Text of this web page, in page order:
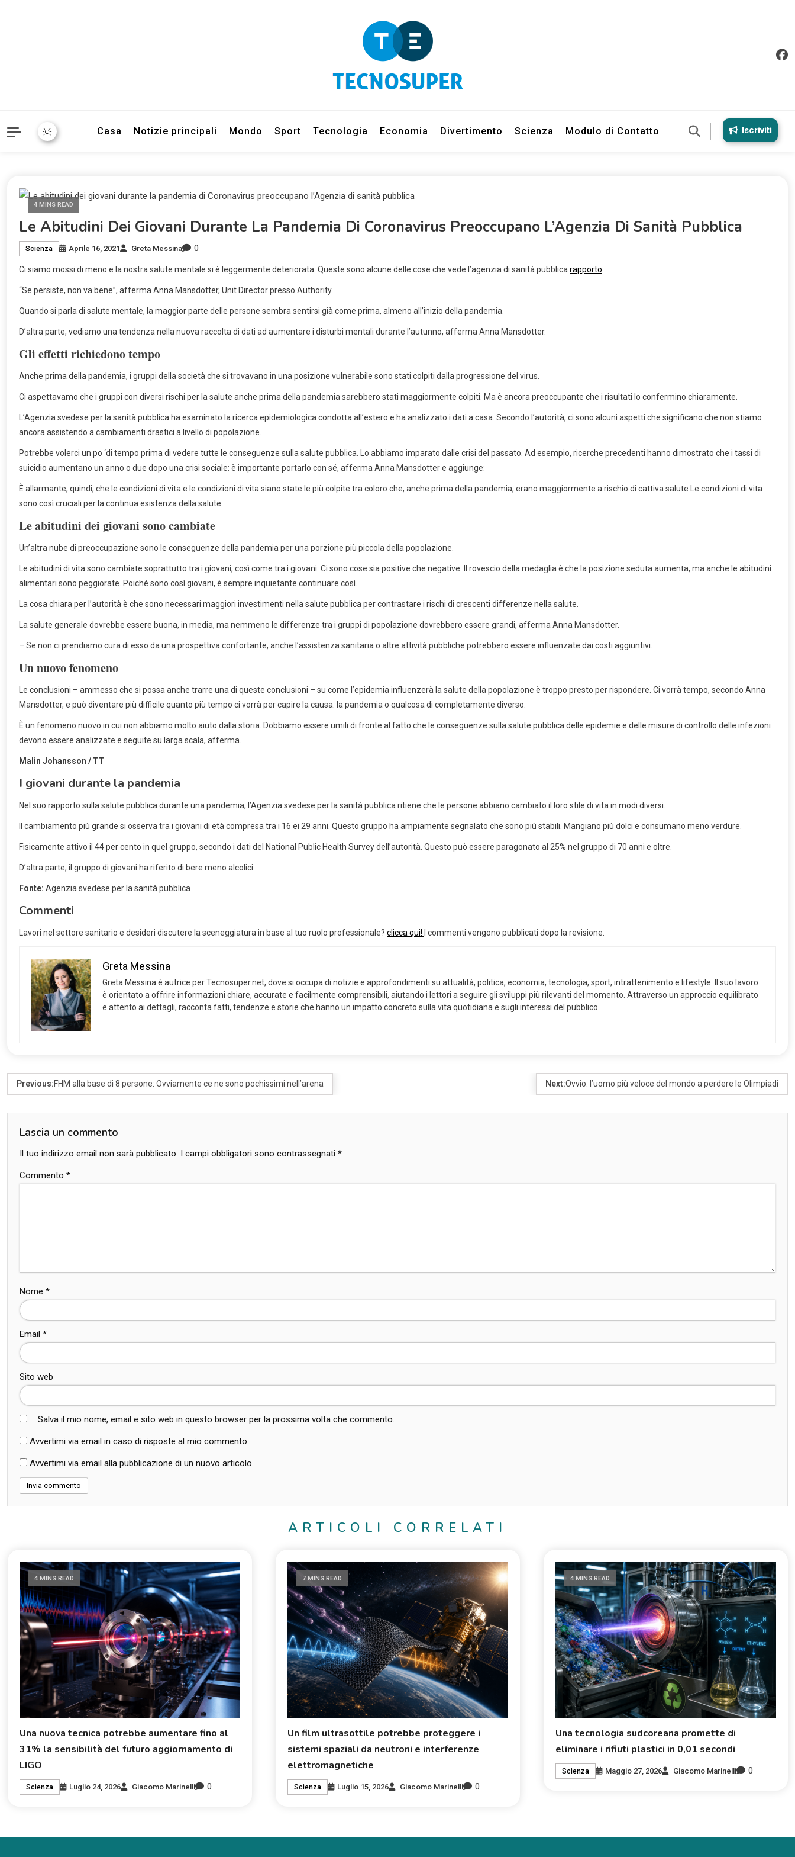
Casa Notizie principali Mondo Sport Tecnologia Economia Divertimento Scienza Modulo di Contatto Iscriviti
4 MINS READ
Le Abitudini Dei Giovani Durante La Pandemia Di Coronavirus Preoccupano L’Agenzia Di Sanità Pubblica
Scienza Aprile 16, 2021 Greta Messina 0
Ci siamo mossi di meno e la nostra salute mentale si è leggermente deteriorata. Queste sono alcune delle cose che vede l’agenzia di sanità pubblicarapporto
“Se persiste, non va bene”, afferma Anna Mansdotter, Unit Director presso Authority.
Quando si parla di salute mentale, la maggior parte delle persone sembra sentirsi già come prima, almeno all’inizio della pandemia.
D’altra parte, vediamo una tendenza nella nuova raccolta di dati ad aumentare i disturbi mentali durante l’autunno, afferma Anna Mansdotter.
Gli effetti richiedono tempo
Anche prima della pandemia, i gruppi della società che si trovavano in una posizione vulnerabile sono stati colpiti dalla progressione del virus.
Ci aspettavamo che i gruppi con diversi rischi per la salute anche prima della pandemia sarebbero stati maggiormente colpiti. Ma è ancora preoccupante che i risultati lo confermino chiaramente.
L’Agenzia svedese per la sanità pubblica ha esaminato la ricerca epidemiologica condotta all’estero e ha analizzato i dati a casa. Secondo l’autorità, ci sono alcuni aspetti che significano che non stiamo
ancora assistendo a cambiamenti drastici a livello di popolazione.
Potrebbe volerci un po ‘di tempo prima di vedere tutte le conseguenze sulla salute pubblica. Lo abbiamo imparato dalle crisi del passato. Ad esempio, ricerche precedenti hanno dimostrato che i tassi di
suicidio aumentano un anno o due dopo una crisi sociale: è importante portarlo con sé, afferma Anna Mansdotter e aggiunge:
È allarmante, quindi, che le condizioni di vita e le condizioni di vita siano state le più colpite tra coloro che, anche prima della pandemia, erano maggiormente a rischio di cattiva salute Le condizioni di vita
sono così cruciali per la continua esistenza della salute.
Le abitudini dei giovani sono cambiate
Un’altra nube di preoccupazione sono le conseguenze della pandemia per una porzione più piccola della popolazione.
Le abitudini di vita sono cambiate soprattutto tra i giovani, così come tra i giovani. Ci sono cose sia positive che negative. Il rovescio della medaglia è che la posizione seduta aumenta, ma anche le abitudini
alimentari sono peggiorate. Poiché sono così giovani, è sempre inquietante continuare così.
La cosa chiara per l’autorità è che sono necessari maggiori investimenti nella salute pubblica per contrastare i rischi di crescenti differenze nella salute.
La salute generale dovrebbe essere buona, in media, ma nemmeno le differenze tra i gruppi di popolazione dovrebbero essere grandi, afferma Anna Mansdotter.
– Se non ci prendiamo cura di esso da una prospettiva confortante, anche l’assistenza sanitaria o altre attività pubbliche potrebbero essere influenzate dai costi aggiuntivi.
Un nuovo fenomeno
Le conclusioni – ammesso che si possa anche trarre una di queste conclusioni – su come l’epidemia influenzerà la salute della popolazione è troppo presto per rispondere. Ci vorrà tempo, secondo Anna
Mansdotter, e può diventare più difficile quanto più tempo ci vorrà per capire la causa: la pandemia o qualcosa di completamente diverso.
È un fenomeno nuovo in cui non abbiamo molto aiuto dalla storia. Dobbiamo essere umili di fronte al fatto che le conseguenze sulla salute pubblica delle epidemie e delle misure di controllo delle infezioni
devono essere analizzate e seguite su larga scala, afferma.
Malin Johansson / TT
I giovani durante la pandemia
Nel suo rapporto sulla salute pubblica durante una pandemia, l’Agenzia svedese per la sanità pubblica ritiene che le persone abbiano cambiato il loro stile di vita in modi diversi.
Il cambiamento più grande si osserva tra i giovani di età compresa tra i 16 ei 29 anni. Questo gruppo ha ampiamente segnalato che sono più stabili. Mangiano più dolci e consumano meno verdure.
Fisicamente attivo il 44 per cento in quel gruppo, secondo i dati del National Public Health Survey dell’autorità. Questo può essere paragonato al 25% nel gruppo di 70 anni e oltre.
D’altra parte, il gruppo di giovani ha riferito di bere meno alcolici.
Fonte: Agenzia svedese per la sanità pubblica
Commenti
Lavori nel settore sanitario e desideri discutere la sceneggiatura in base al tuo ruolo professionale? clicca qui! I commenti vengono pubblicati dopo la revisione.
Greta Messina
Greta Messina è autrice per Tecnosuper.net, dove si occupa di notizie e approfondimenti su attualità, politica, economia, tecnologia, sport, intrattenimento e lifestyle. Il suo lavoro
è orientato a offrire informazioni chiare, accurate e facilmente comprensibili, aiutando i lettori a seguire gli sviluppi più rilevanti del momento. Attraverso un approccio equilibrato
e attento ai dettagli, racconta fatti, tendenze e storie che hanno un impatto concreto sulla vita quotidiana e sugli interessi del pubblico.
Previous:FHM alla base di 8 persone: Ovviamente ce ne sono pochissimi nell’arena Next:Ovvio: l’uomo più veloce del mondo a perdere le Olimpiadi
Lascia un commento
Il tuo indirizzo email non sarà pubblicato. I campi obbligatori sono contrassegnati *
Commento *
Nome *
Email *
Sito web
Salva il mio nome, email e sito web in questo browser per la prossima volta che commento.
Avvertimi via email in caso di risposte al mio commento.
Avvertimi via email alla pubblicazione di un nuovo articolo.
ARTICOLI CORRELATI
4 MINS READ
Una nuova tecnica potrebbe aumentare fino al
31% la sensibilità del futuro aggiornamento di
LIGO
Scienza Luglio 24, 2026 Giacomo Marinelli 0
7 MINS READ
Un film ultrasottile potrebbe proteggere i
sistemi spaziali da neutroni e interferenze
elettromagnetiche
Scienza Luglio 15, 2026 Giacomo Marinelli 0
4 MINS READ
Una tecnologia sudcoreana promette di
eliminare i rifiuti plastici in 0,01 secondi
Scienza Maggio 27, 2026 Giacomo Marinelli 0